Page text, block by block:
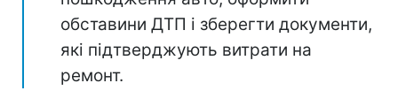
обставини ДТП і зберегти документи,
які підтверджують витрати на
ремонт.